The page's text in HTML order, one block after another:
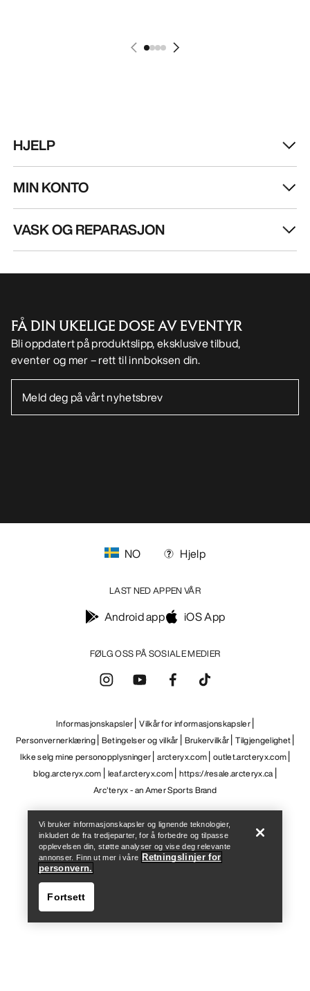
Help
HJELP
MIN KONTO
VASK OG REPARASJON
FÅ DIN UKELIGE DOSE AV EVENTYR
Bli oppdatert på produktslipp, eksklusive tilbud,
eventer og mer – rett til innboksen din.
FØLG OSS PÅ SOSIALE MEDIER
NO Hjelp
LAST NED APPEN VÅR
Android app iOS App
Informasjonskapsler Vilkår for informasjonskapsler
Personvernerklæring Betingelser og vilkår Brukervilkår Tilgjengelighet
Ikke selg mine personopplysninger arcteryx.com outlet.arcteryx.com
blog.arcteryx.com leaf.arcteryx.com https://resale.arcteryx.ca
Arc'teryx - an Amer Sports Brand
Vi bruker informasjonskapsler og lignende teknologier,
inkludert de fra tredjeparter, for å forbedre og tilpasse
opplevelsen din, støtte analyser og vise deg relevante
annonser. Finn ut mer i våre Retningslinjer for
personvern.
Fortsett